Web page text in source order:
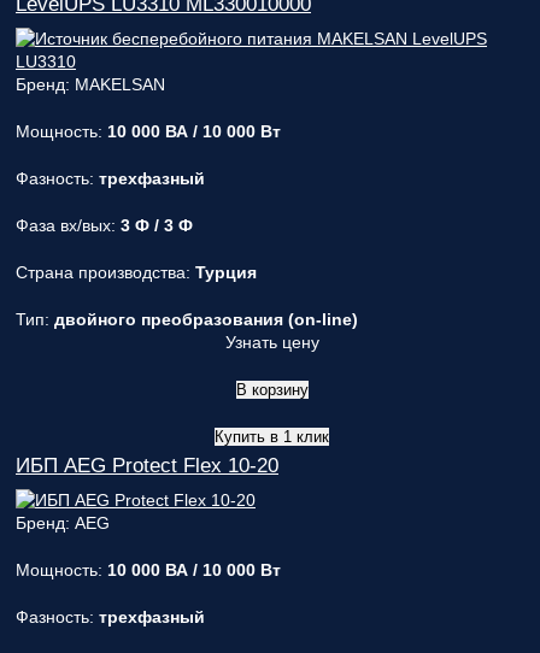
Бренд: MAKELSAN
Мощность: 10 000 ВА / 10 000 Вт
Фазность: трехфазный
Фаза вх/вых: 3 Ф / 3 Ф
Страна производства: Турция
Тип: двойного преобразования (on-line)
Узнать цену
В корзину
Купить в 1 клик
ИБП AEG Protect Flex 10-20
Бренд: AEG
Мощность: 10 000 ВА / 10 000 Вт
Фазность: трехфазный